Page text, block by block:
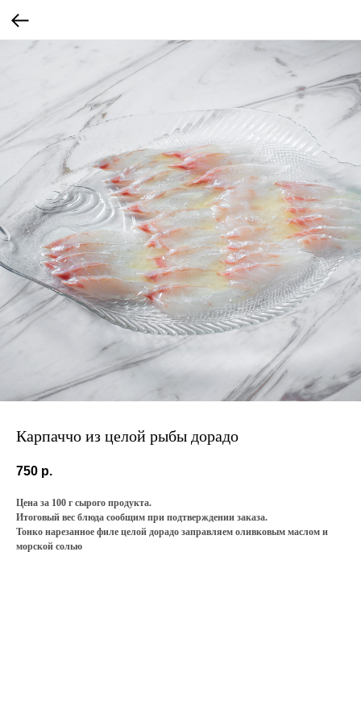
Карпаччо из целой рыбы дорадо
750 р.
Цена за 100 г сырого продукта.
Итоговый вес блюда сообщим при подтверждении заказа.
Тонко нарезанное филе целой дорадо заправляем оливковым маслом и
морской солью